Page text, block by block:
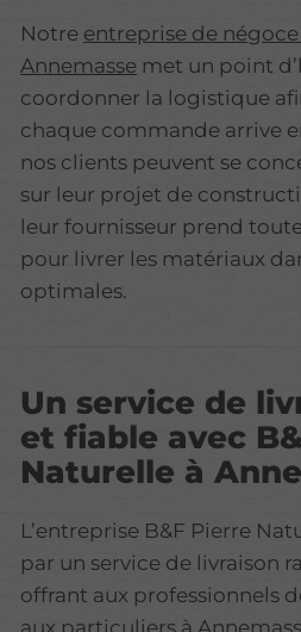
Notre entreprise de
Annemasse met un point
coordonner la logistique
chaque commande arrive
nos clients peuvent se
sur leur projet de
leur fournisseur prend
pour livrer les matériaux
optimales.
Un service de
et fiable avec
Naturelle à
L’entreprise B&F Pierre
par un service de livraison
offrant aux professionnels